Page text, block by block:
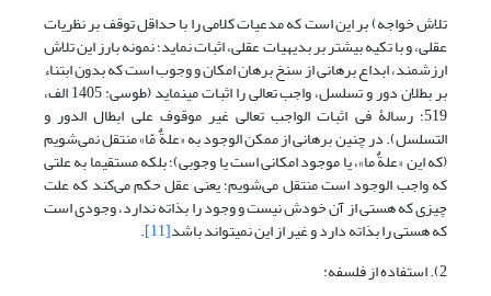
تلاش خواجه) بر این است که مدعیات کلامی را با حداقل توقف بر نظریات
عقلی، و با تکیه بیشتر بر بدیهیات عقلی، اثبات نماید؛ نمونه بارز این تلاش
ارزشمند، ابداع برهانی از سنخ برهان امکان و وجوب است که بدون ابتناء
بر بطلان دور و تسلسل، واجب تعالی را اثبات می‎نماید (طوسی: 1405 الف،
519؛ رسالۀ فی اثبات الواجب تعالی غیر موقوف علی ابطال الدور و
التسلسل). در چنین برهانی از ممکن الوجود به «علةٌ مّا» منتقل نمی‌شویم
(که این «علةٌ ما»، یا موجود امکانی است یا وجوبی)؛ بلکه مستقیما به علتی
که واجب الوجود است منتقل می‌شویم؛ یعنی عقل حکم می‌کند که علت
چیزی که هستی از آن خودش نیست و وجود را بذاته ندارد، وجودی است
که هستی را بذاته دارد و غیر از این نمی‎تواند باشد [11]
.
2). استفاده از فلسفه: